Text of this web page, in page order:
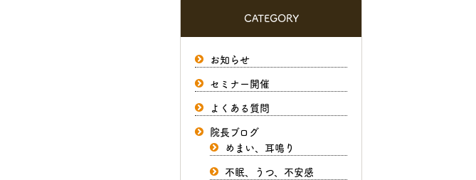
CATEGORY
お知らせ
セミナー開催
よくある質問
院長ブログ
めまい、耳鳴り
不眠、うつ、不安感